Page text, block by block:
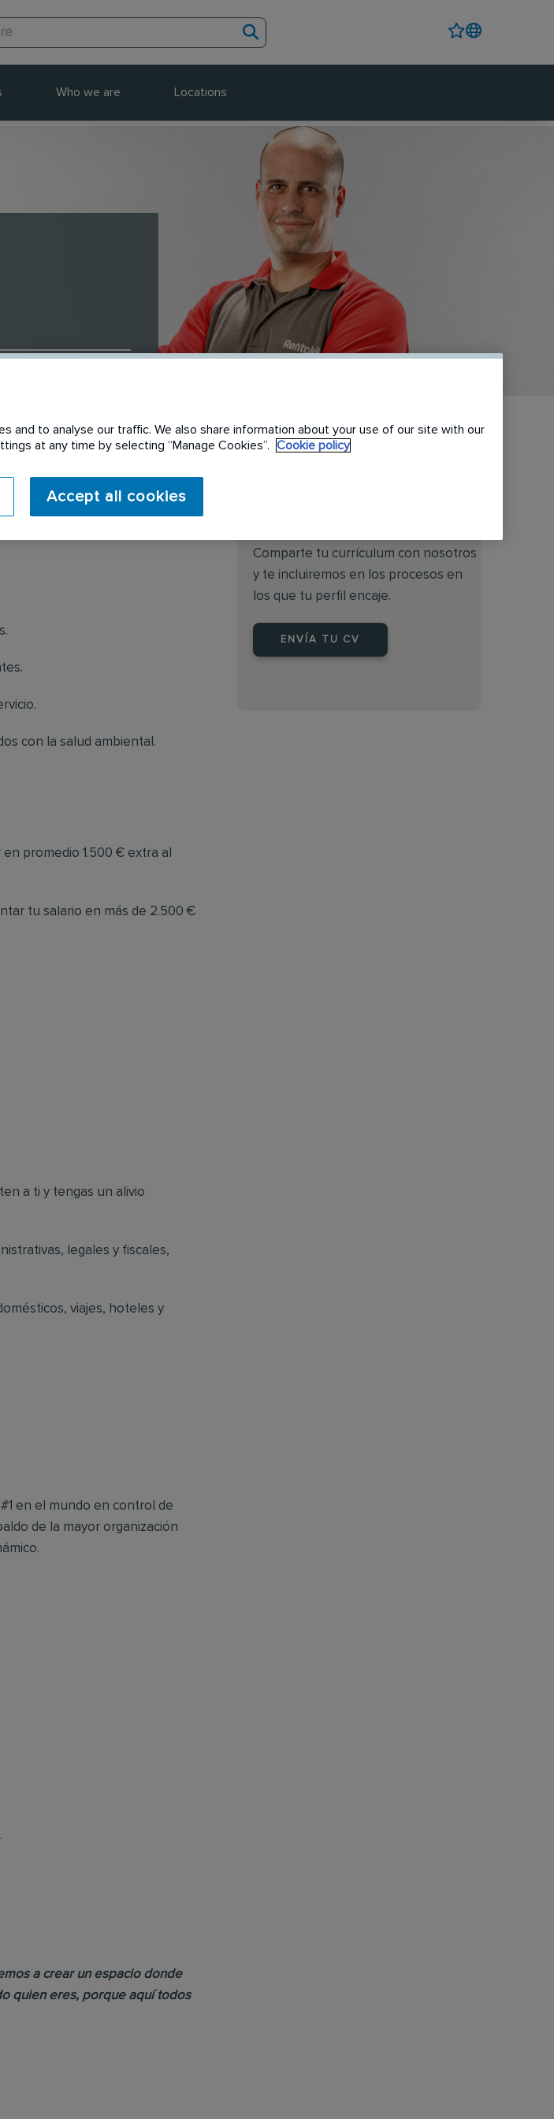
Who we are Locations
see
con la salud ambiental.
promedio 1.500 € extra al
tu salario en más de 2.500 €
a ti y tengas un alivio
legales y fiscales,
viajes, hoteles y
en el mundo en control de
de la mayor organización
a crear un espacio donde
quien eres, porque aquí todos
Comparte tu currículum con nosotros
y te incluiremos en los procesos en
los que tu perfil encaje.
ENVÍA TU CV
and to analyse our traffic. We also share information about your use of our site with our
at any time by selecting “Manage Cookies”.
Cookie policy
Accept all cookies